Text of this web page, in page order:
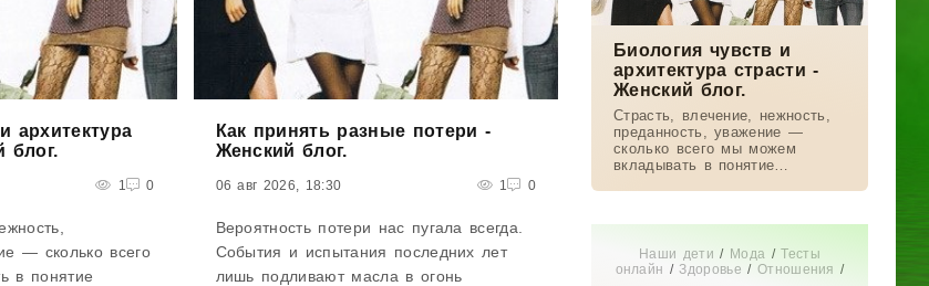
архитектура
блог.
1 0
— сколько всего
в понятие
Как принять разные потери -
Женский блог.
06 авг 2026, 18:30 1 0
Вероятность потери нас пугала всегда.
События и испытания последних лет
лишь подливают масла в огонь
Биология чувств и
архитектура страсти -
Женский блог.
Страсть, влечение, нежность,
преданность, уважение —
сколько всего мы можем
вкладывать в понятие
Наши дети / Мода /Тесты
онлайн /Здоровье / Отношения /